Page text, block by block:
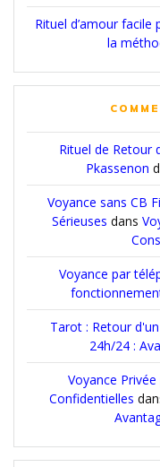
Rituel d’amour facile
la
Rituel de Retour
Pkassenon
Voyance sans CB
Sérieuses dans
Voyance par
Tarot : Retour
24h/24 :
Voyance
Confidentielles